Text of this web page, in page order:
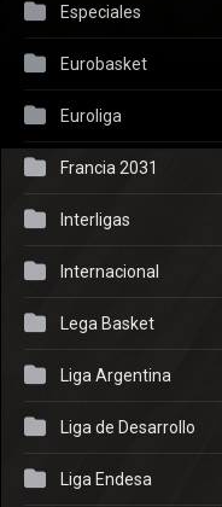
Especiales
Eurobasket
Euroliga
Francia 2031
Interligas
Internacional
Lega Basket
Liga Argentina
Liga de Desarrollo
Liga Endesa